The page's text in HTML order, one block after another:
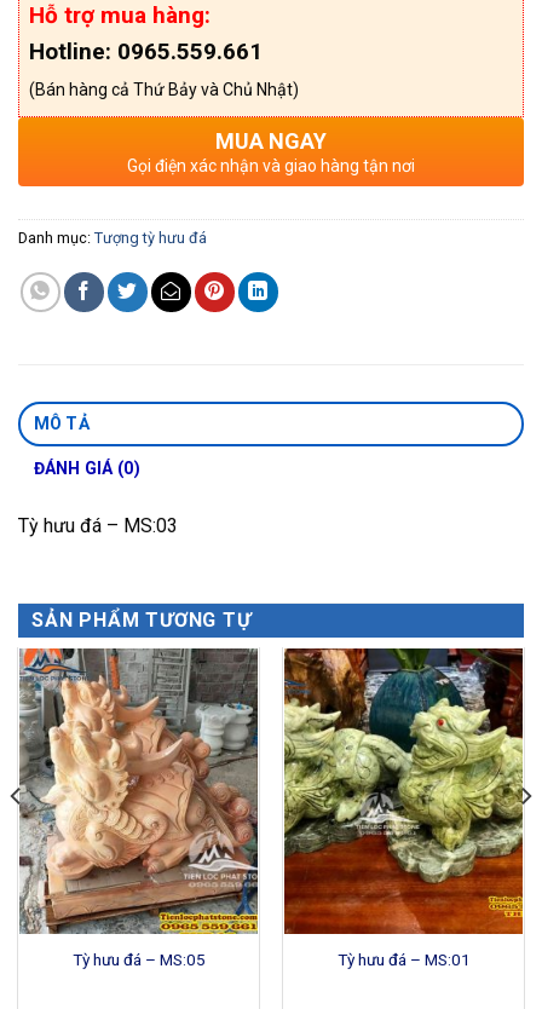
Hỗ trợ mua hàng:
Hotline: 0965.559.661
(Bán hàng cả Thứ Bảy và Chủ Nhật)
MUA NGAY
Gọi điện xác nhận và giao hàng tận nơi
Danh mục: Tượng tỳ hưu đá
MÔ TẢ
ĐÁNH GIÁ (0)
Tỳ hưu đá – MS:03
SẢN PHẨM TƯƠNG TỰ
Tỳ hưu đá – MS:05 Tỳ hưu đá – MS:01